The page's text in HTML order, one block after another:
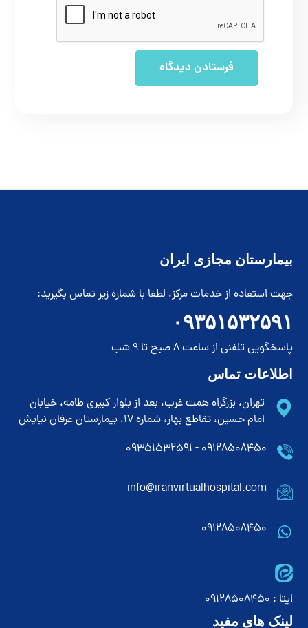
بیمارستان مجازی ایران
جهت استفاده از خدمات مرکز، لطفا با شماره زیر تماس بگیرید:
۰۹۳۵۱۵۳۲۵۹۱
پاسخگویی تلفنی از ساعت 8 صبح تا 9 شب
اطلاعات تماس
تهران، بزرگراه همت غرب، بعد از بلوار کبیری طامه، خیابان
امام حسین، تقاطع بهار، شماره 17، بیمارستان عرفان نیایش
۰۹۱۲۸۵۰۸۴۵۰ - ۰۹۳۵۱۵۳۲۵۹۱
info@iranvirtualhospital.com
09128508450
ایتا : 09128508450
لینک های مفید